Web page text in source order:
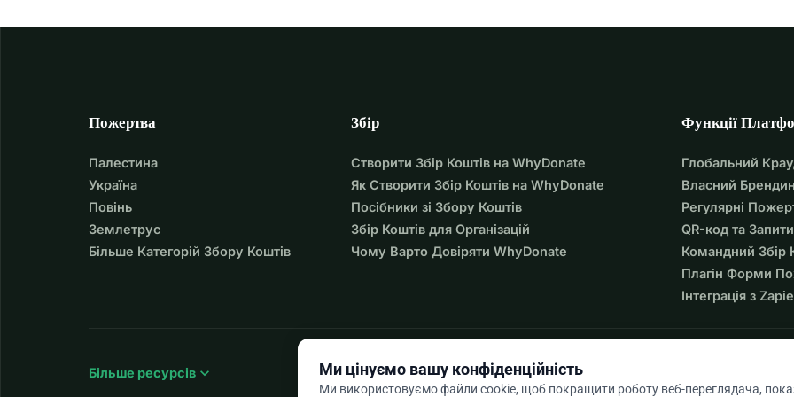
Пожертва
Палестина
Україна
Повінь
Землетрус
Більше Категорій Збору Коштів
Збір
Створити Збір Коштів на WhyDonate
Як Створити Збір Коштів на WhyDonate
Посібники зі Збору Коштів
Збір Коштів для Організацій
Чому Варто Довіряти WhyDonate
Функції
Глобальний
Власний
Регулярні
QR-код та
Командний Збір
Плагін Форми
Інтеграція з
Більше ресурсів expand_more Ми цінуємо вашу конфіденційність
Ми використовуємо файли cookie, щоб покращити роботу веб-переглядача,